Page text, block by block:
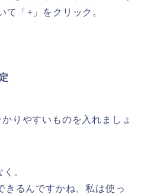
て「+」をクリック。
りやすいものを入れましょ
。
きるんですかね、私は使っ